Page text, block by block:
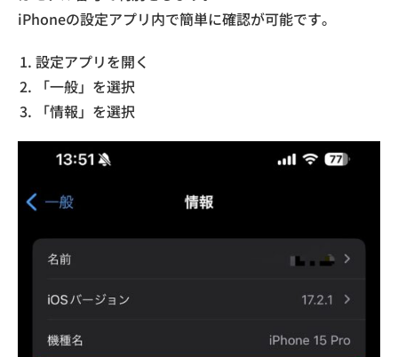
iPhoneの設定アプリ内で簡単に確認が可能です。
設定アプリを開く
「一般」を選択
「情報」を選択